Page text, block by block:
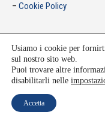
– Cookie Policy
©2026 - Top Car Service -
504324 - Cap.soc. € 10000,00
Usiamo i cookie per
sul nostro sito web.
Puoi trovare altre
disabilitarli nelle
Accetta